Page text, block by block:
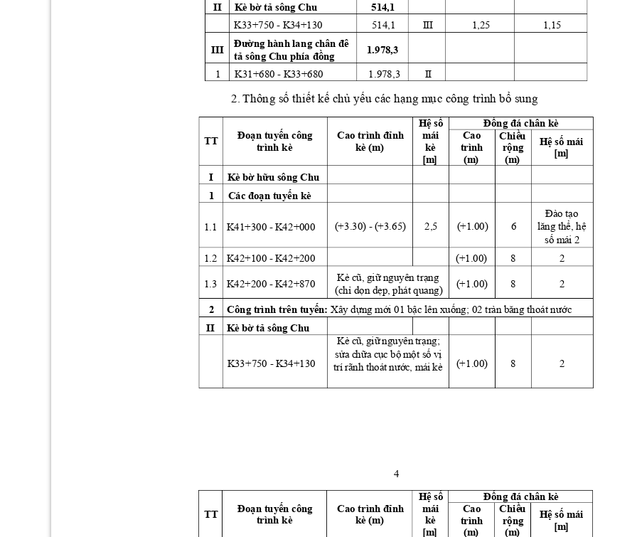
II Kè bờ tả sông Chu 514,1
K33+750 - K34+130 514,1 III 1,25 1,15
III
Đường hành lang chân đê
tả sông Chu phía đồng 1.978,3
1 K31+680 - K33+680 1.978,3 II
2. Thông số thiết kế chủ yếu các hạng mục công trình bổ sung
TT
Đoạn tuyến công
trình kè
Cao trình đỉnh
kè (m)
Hệ số
mái
kè
[m]
Đống đá chân kè
Cao
trình
(m)
Chiều
rộng
(m)
Hệ số mái
[m]
I Kè bờ hữu sông Chu
1 Các đoạn tuyến kè
1.1 K41+300 - K42+000 (+3.30) - (+3.65) 2,5 (+1.00) 6
Đào tạo
lăng thể, hệ
số mái 2
1.2 K42+100 - K42+200 (+1.00) 8 2
1.3 K42+200 - K42+870
Kè cũ, giữ nguyên trạng
(chỉ dọn dẹp, phát quang)
(+1.00) 8 2
2 Công trình trên tuyến: Xây dựng mới 01 bậc lên xuống; 02 tràn băng thoát nước
II Kè bờ tả sông Chu
K33+750 - K34+130
Kè cũ, giữ nguyên trạng;
sửa chữa cục bộ một số vị
trí rãnh thoát nước, mái kè (+1.00) 8 2
4
TT
Đoạn tuyến công
trình kè
Cao trình đỉnh
kè (m)
Hệ số
mái
kè
[m]
Đống đá chân kè
Cao
trình
(m)
Chiều
rộng
(m)
Hệ số mái
[m]